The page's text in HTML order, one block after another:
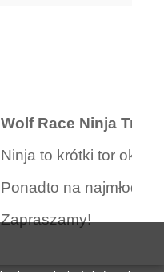
Wolf Race Ninja Track
Ninja to krótki tor
Ponadto na
Zapraszamy!